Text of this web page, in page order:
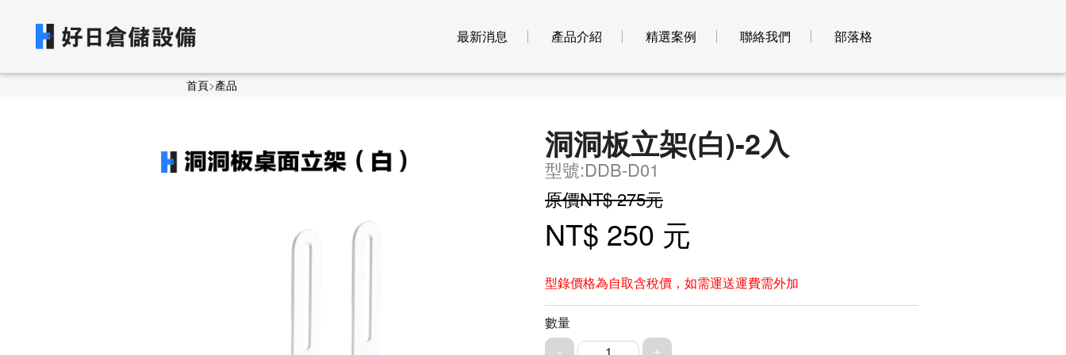
最新消息 產品介紹 精選案例 聯絡我們 部落格
首頁>產品
洞洞板立架(白)-2入
型號:DDB-D01
原價NT$ 275元
NT$ 250 元
型錄價格為自取含稅價，如需運送運費需外加
數量
1